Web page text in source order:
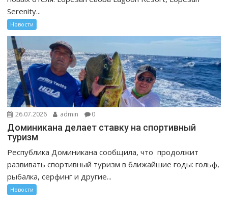
Serenity...
Новости
26.07.2026 admin 0
Доминикана делает ставку на спортивный
туризм
Республика Доминикана сообщила, что продолжит
развивать спортивный туризм в ближайшие годы: гольф,
рыбалка, серфинг и другие...
Новости